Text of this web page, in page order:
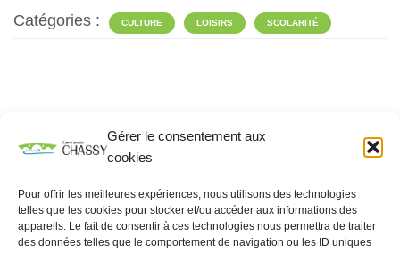
Gérer le consentement aux
cookies
Pour offrir les meilleures expériences, nous utilisons des technologies
telles que les cookies pour stocker et/ou accéder aux informations des
appareils. Le fait de consentir à ces technologies nous permettra de traiter
des données telles que le comportement de navigation ou les ID uniques
c
k
st
n
ail ta
Catégories : CULTURE LOISIRS SCOLARITÉ
Rechercher